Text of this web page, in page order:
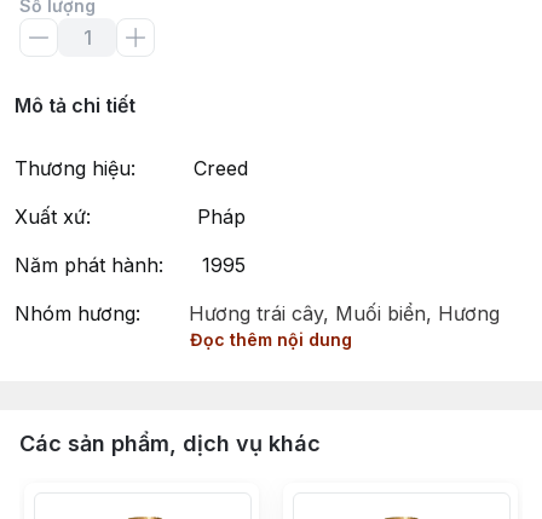
Số lượng
Mô tả chi tiết
Thương hiệu: Creed
Xuất xứ: Pháp
Năm phát hành: 1995
Nhóm hương: Hương trái cây, Muối biển, Hương
Millésime Impérial by Creed - Hương Thơm Tươi Mát,
Đọc thêm nội dung
Các sản phẩm, dịch vụ khác